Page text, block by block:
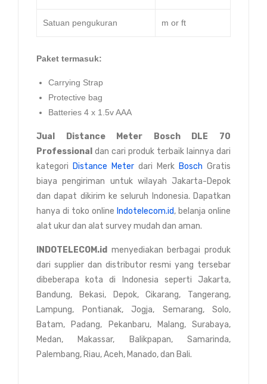
Satuan pengukuran m or ft
Paket termasuk:
Carrying Strap
Protective bag
Batteries 4 x 1.5v AAA
Jual Distance Meter Bosch DLE 70
Professional dan cari produk terbaik lainnya dari
kategori Distance Meter dari Merk Bosch Gratis
biaya pengiriman untuk wilayah Jakarta-Depok
dan dapat dikirim ke seluruh Indonesia. Dapatkan
hanya di toko online Indotelecom.id, belanja online
alat ukur dan alat survey mudah dan aman.
INDOTELECOM.id menyediakan berbagai produk
dari supplier dan distributor resmi yang tersebar
dibeberapa kota di Indonesia seperti Jakarta,
Bandung, Bekasi, Depok, Cikarang, Tangerang,
Lampung, Pontianak, Jogja, Semarang, Solo,
Batam, Padang, Pekanbaru, Malang, Surabaya,
Medan, Makassar, Balikpapan, Samarinda,
Palembang, Riau, Aceh, Manado, dan Bali.